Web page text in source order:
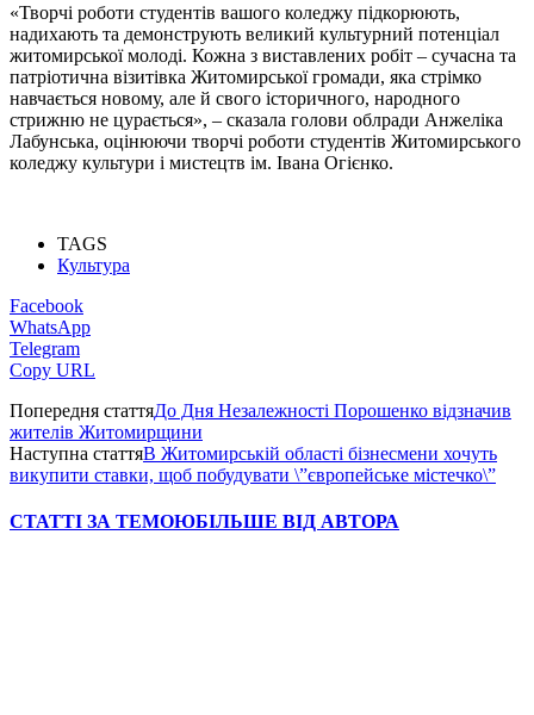
«Творчі роботи студентів вашого коледжу підкорюють,
надихають та демонструють великий культурний потенціал
житомирської молоді. Кожна з виставлених робіт – сучасна та
патріотична візитівка Житомирської громади, яка стрімко
навчається новому, але й свого історичного, народного
стрижню не цурається», – сказала голови облради Анжеліка
Лабунська, оцінюючи творчі роботи студентів Житомирського
коледжу культури і мистецтв ім. Івана Огієнко.
TAGS
Культура
Facebook
WhatsApp
Telegram
Copy URL
Попередня статтяДо Дня Незалежності Порошенко відзначив
жителів Житомирщини
Наступна статтяВ Житомирській області бізнесмени хочуть
викупити ставки, щоб побудувати \”європейське містечко\”
СТАТТІ ЗА ТЕМОЮБІЛЬШЕ ВІД АВТОРА